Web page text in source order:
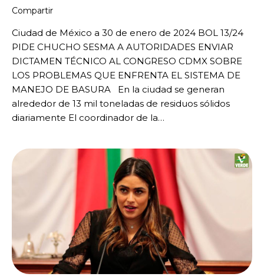
Compartir
Ciudad de México a 30 de enero de 2024 BOL 13/24
PIDE CHUCHO SESMA A AUTORIDADES ENVIAR
DICTAMEN TÉCNICO AL CONGRESO CDMX SOBRE
LOS PROBLEMAS QUE ENFRENTA EL SISTEMA DE
MANEJO DE BASURA En la ciudad se generan
alrededor de 13 mil toneladas de residuos sólidos
diariamente El coordinador de la…